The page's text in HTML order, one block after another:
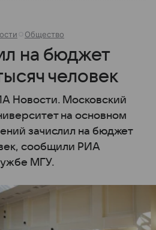
Общество
на бюджет
человек
Новости. Московский
на основном
зачислил на бюджет
сообщили РИА
МГУ.